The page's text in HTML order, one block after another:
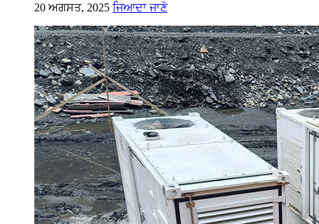
20 ਅਗਸਤ, 2025 ਜਿਆਦਾ ਜਾਣੋ